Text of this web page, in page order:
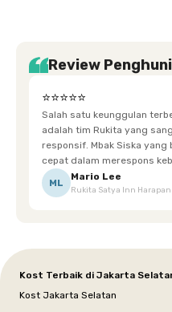
Review
⭐⭐⭐⭐⭐
Salah satu keunggulan
adalah tim Rukita yang sangat ramah dan
responsif. Mbak Siska yang bertugas sangat
cepat dalam merespons
Ketika saya meminta keset
terpeleset, permintaan tersebut langsung
ML
Mario Lee
Rukita Satya Inn
Kost Terbaik di Jakarta
Kost Jakarta Selatan